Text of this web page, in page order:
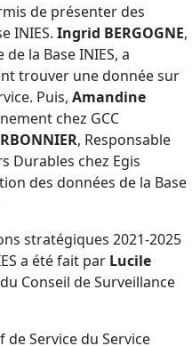
de présenter des
INIES. Ingrid BERGOGNE,
la Base INIES, a
trouver une donnée sur
Puis, Amandine
chez GCC
, Responsable
Durables chez Egis
des données de la Base
stratégiques 2021-2025
a été fait par Lucile
Conseil de Surveillance
de Service du Service